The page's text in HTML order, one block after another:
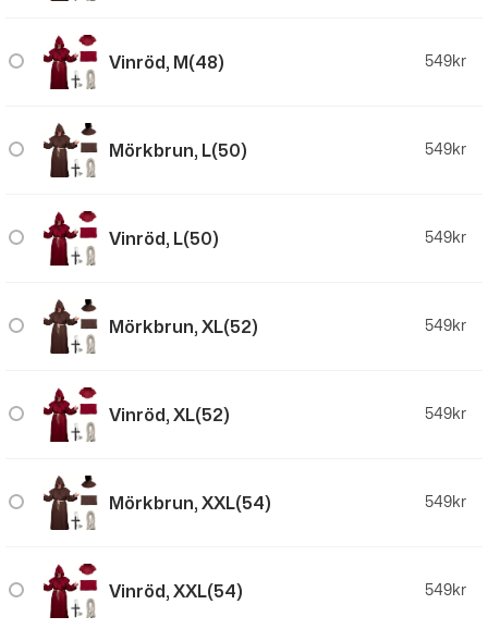
Vinröd, M(48) 549kr
Mörkbrun, L(50) 549kr
Vinröd, L(50) 549kr
Mörkbrun, XL(52) 549kr
Vinröd, XL(52) 549kr
Mörkbrun, XXL(54) 549kr
Vinröd, XXL(54) 549kr